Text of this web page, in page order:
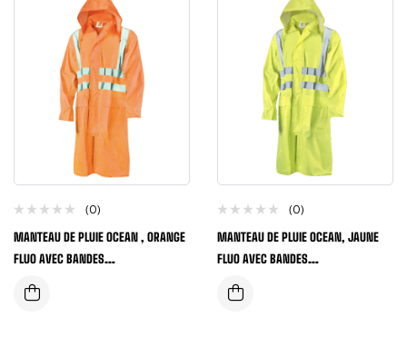
(0)
MANTEAU DE PLUIE OCEAN , ORANGE
FLUO AVEC BANDES
REFLECHISSANTES
(0)
MANTEAU DE PLUIE OCEAN, JAUNE
FLUO AVEC BANDES
REFLECHISSANTES